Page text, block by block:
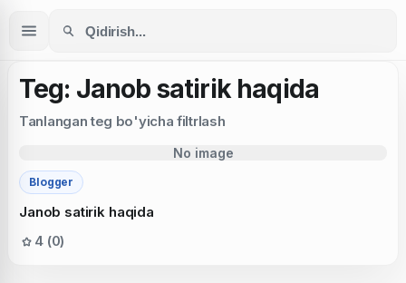
Teg: Janob satirik haqida
Tanlangan teg bo'yicha filtrlash
No image
Blogger
Janob satirik haqida
4 (0)